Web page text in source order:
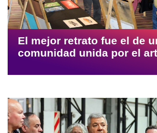
El mejor retrato fue el de
comunidad unida por el